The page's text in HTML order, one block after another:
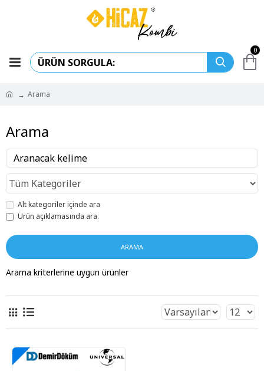
0
Arama
Arama
Alt kategoriler içinde ara
Ürün açıklamasında ara.
ARAMA
Arama kriterlerine uygun ürünler